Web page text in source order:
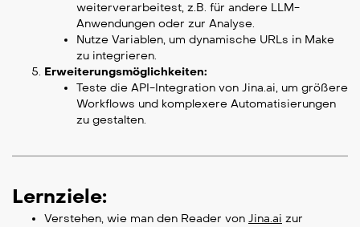
weiterverarbeitest, z.B. für andere LLM-
Anwendungen oder zur Analyse.
Nutze Variablen, um dynamische URLs in Make
zu integrieren.
Erweiterungsmöglichkeiten:
Teste die API-Integration von Jina.ai, um größere
Workflows und komplexere Automatisierungen
zu gestalten.
Lernziele:
Verstehen, wie man den Reader von Jina.ai zur